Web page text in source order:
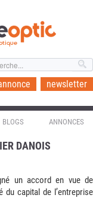
newsletter
BLOGS ANNONCES
DANOIS
un accord en vue de
du capital de l’entreprise